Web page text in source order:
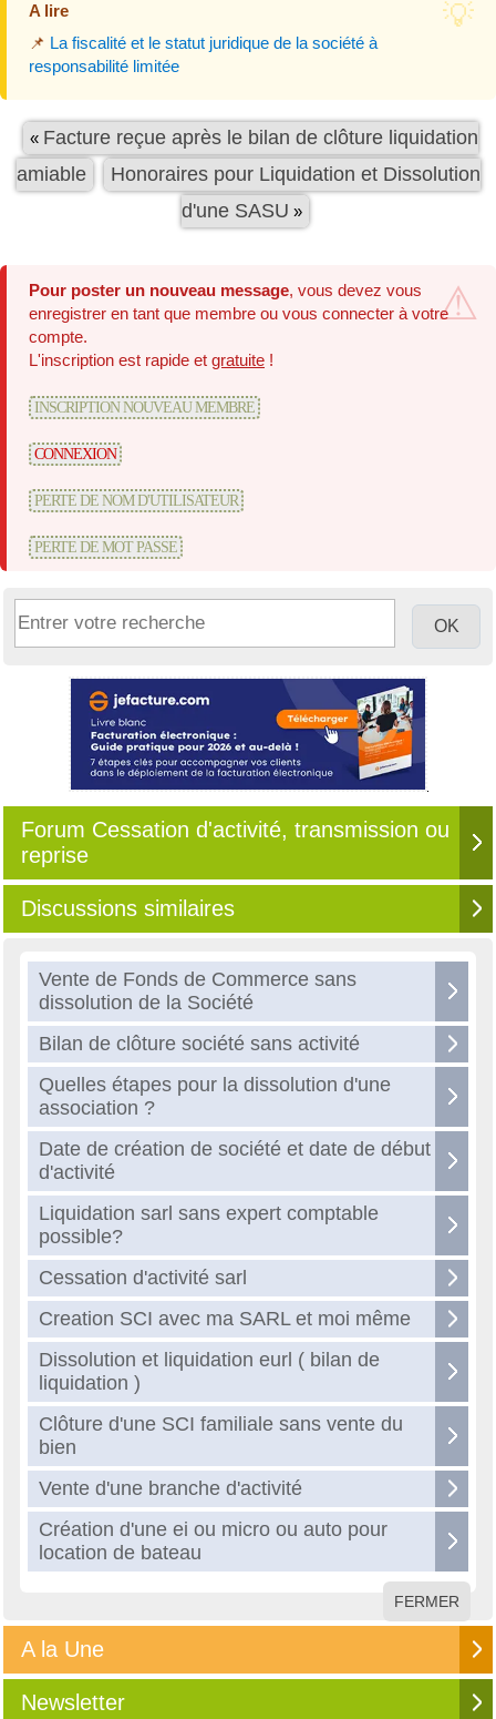
A lire
📌 La fiscalité et le statut juridique de la société à
responsabilité limitée
« Facture reçue après le bilan de clôture liquidation
amiable
Honoraires pour Liquidation et Dissolution
d'une SASU »
Pour poster un nouveau message, vous devez vous
enregistrer en tant que membre ou vous connecter à votre
compte.
L'inscription est rapide et gratuite !
INSCRIPTION NOUVEAU MEMBRE
CONNEXION
PERTE DE NOM D'UTILISATEUR
PERTE DE MOT PASSE
Forum Cessation d'activité, transmission ou
reprise
Discussions similaires
Vente de Fonds de Commerce sans
dissolution de la Société
Bilan de clôture société sans activité
Quelles étapes pour la dissolution d'une
association ?
Date de création de société et date de début
d'activité
Liquidation sarl sans expert comptable
possible?
Cessation d'activité sarl
Creation SCI avec ma SARL et moi même
Dissolution et liquidation eurl ( bilan de
liquidation )
Clôture d'une SCI familiale sans vente du
bien
Vente d'une branche d'activité
Création d'une ei ou micro ou auto pour
location de bateau
FERMER
A la Une
Newsletter